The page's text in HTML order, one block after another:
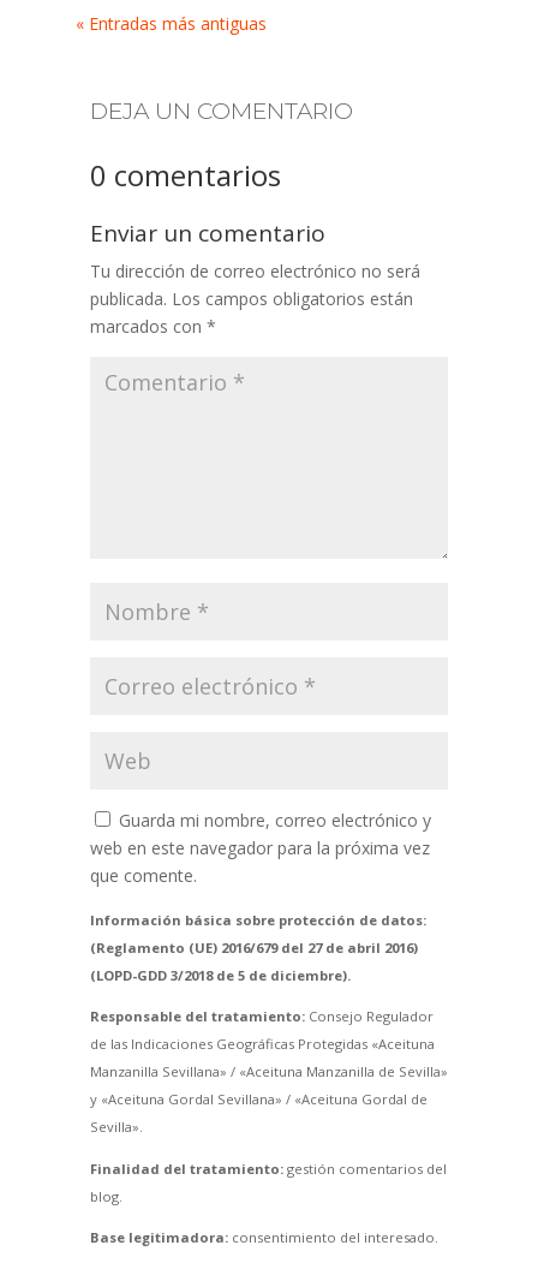
« Entradas más antiguas
DEJA UN COMENTARIO
0 comentarios
Enviar un comentario
Tu dirección de correo electrónico no será
publicada. Los campos obligatorios están
marcados con *
Guarda mi nombre, correo electrónico y
web en este navegador para la próxima vez
que comente.
Información básica sobre protección de datos:
(Reglamento (UE) 2016/679 del 27 de abril 2016)
(LOPD-GDD 3/2018 de 5 de diciembre).
Responsable del tratamiento:Consejo Regulador
de las Indicaciones Geográficas Protegidas «Aceituna
Manzanilla Sevillana» / «Aceituna Manzanilla de Sevilla»
y «Aceituna Gordal Sevillana» / «Aceituna Gordal de
Sevilla».
Finalidad del tratamiento:gestión comentarios del
blog.
Base legitimadora:consentimiento del interesado.